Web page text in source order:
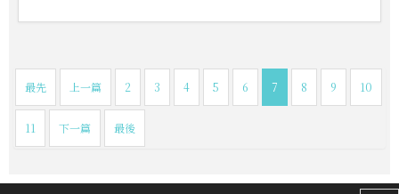
最先 上一篇 2 3 4 5 6 7 8 9 10
11 下一篇 最後